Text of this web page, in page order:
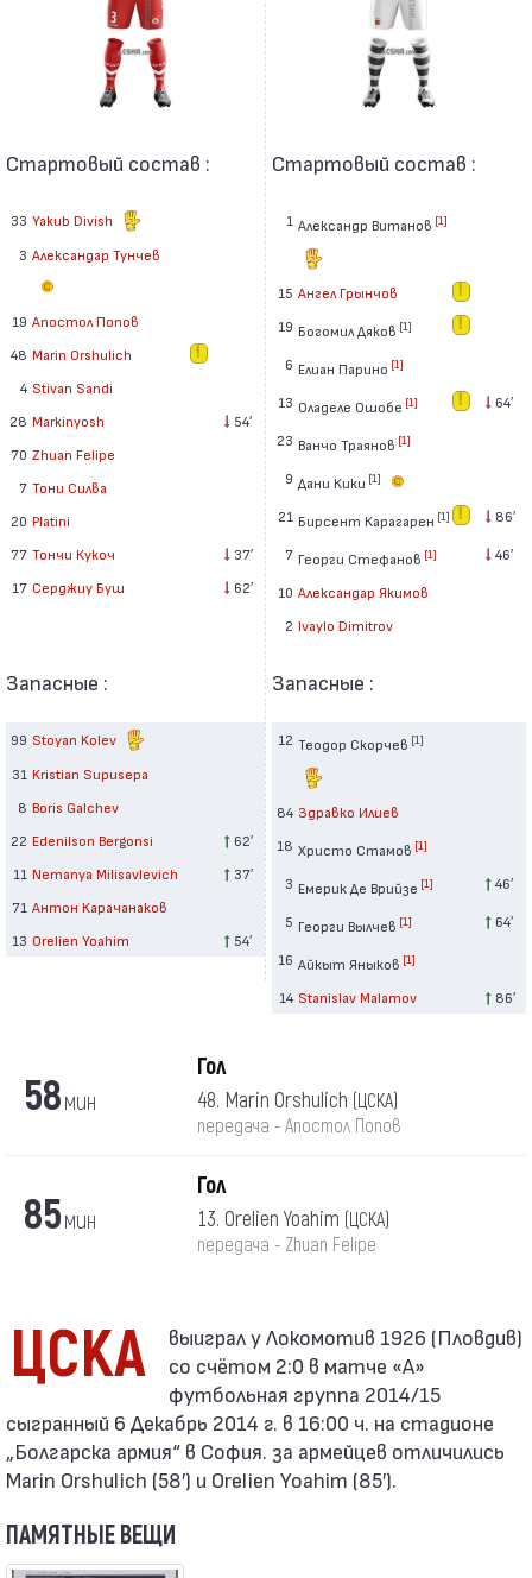
Стартовый состав :
33 Yakub Divish
3 Александар Тунчев
19 Апостол Попов
48 Marin Orshulich
4 Stivan Sandi
28 Markinyosh
54′
70 Zhuan Felipe
7 Тони Силва
20 Platini
77 Тончи Кукоч
37′
17 Серджиу Буш 62′
Запасные :
99 Stoyan Kolev
31 Kristian Supusepa
8 Boris Galchev
22 Edenilson Bergonsi
62′
11 Nemanya Milisavlevich
37′
71 Антон Карачанаков
13 Orelien Yoahim 54′
Стартовый состав :
1 Александр Витанов [1]
15 Ангел Грынчов
19 Богомил Дяков [1]
6 Елиан Парино [1]
13 Оладеле Ошобе [1] 64′
23 Ванчо Траянов [1]
9 Дани Кики [1]
21 Бирсент Карагарен [1] 86′
7 Георги Стефанов [1] 46′
10 Александар Якимов
2 Ivaylo Dimitrov
Запасные :
12 Теодор Скорчев [1]
84 Здравко Илиев
18 Христо Стамов [1]
3 Емерик Де Врийзе [1] 46′
5 Георги Вылчев [1] 64′
16 Айкыт Яныков [1]
14 Stanislav Malamov 86′
58мин
Гол
48. Marin Orshulich (ЦСКА)
передача - Апостол Попов
85мин
Гол
13. Orelien Yoahim (ЦСКА)
передача - Zhuan Felipe
ЦСКА
со счётом 2:0 в матче «А»
футбольная группа 2014/15
сыгранный 6 Декабрь 2014 г. в 16:00 ч. на стадионе
„Болгарска армия“ в София. за армейцев отличились
Marin Orshulich (58′) и Orelien Yoahim (85′).
ПАМЯТНЫЕ ВЕЩИ